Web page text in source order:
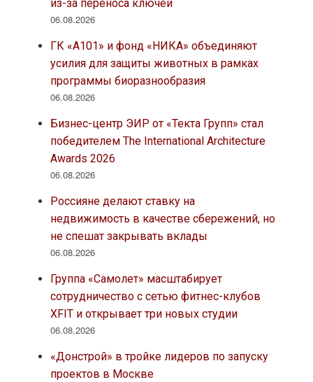
из-за переноса ключей
06.08.2026
ГК «А101» и фонд «НИКА» объединяют
усилия для защиты животных в рамках
программы биоразнообразия
06.08.2026
Бизнес-центр ЭИР от «Текта Групп» стал
победителем The International Architecture
Awards 2026
06.08.2026
Россияне делают ставку на
недвижимость в качестве сбережений, но
не спешат закрывать вклады
06.08.2026
Группа «Самолет» масштабирует
сотрудничество с сетью фитнес-клубов
XFIT и открывает три новых студии
06.08.2026
«Донстрой» в тройке лидеров по запуску
проектов в Москве